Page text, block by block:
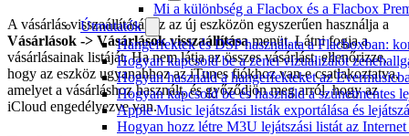
Mi a különbség a Flacbox és a Flacbox
Útmutatók
Hangeffektek és DSP használata a Flacboxban:
Hogyan kapcsold be a zenei vizualizálót
Hogyan használd a hangeffekteket az
Hogyan kapcsold be és használd a szünetmentes
Apple Music lejátszási listák exportálása és
Hogyan hozz létre M3U lejátszási listát az
A vásárlás visszaállításához az új eszközön egyszerűen használja a
Vásárlások -> Vásárlások visszaállításamenüt. Látni fogja a
vásárlásainak listáját. Ha nem látja az összes vásárlást, ellenőrizze,
hogy az eszköz ugyanahhoz az iTunes fiókhoz van-e csatlakoztatva,
amelyet a vásárláshoz használt, és győződjön meg arról, hogy az
iCloud engedélyezve van.